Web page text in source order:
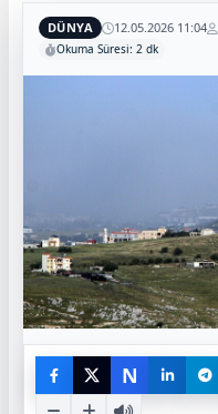
DÜNYA 12.05.2026 11:04
Okuma Süresi: 2 dk
N